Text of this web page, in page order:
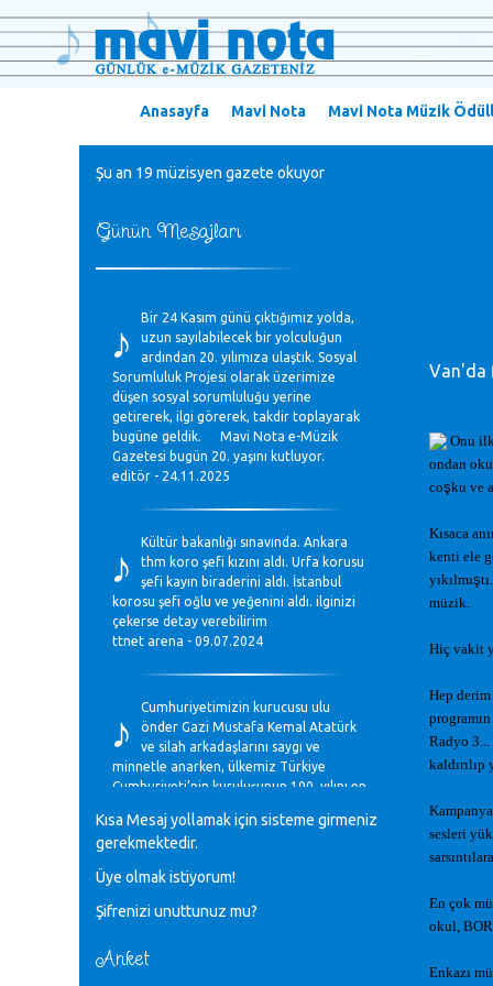
Anasayfa Mavi Nota Mavi Nota Müzik
Şu an 19 müzisyen gazete okuyor
Günün Mesajları
♪
Bir 24 Kasım günü çıktığımız yolda,
uzun sayılabilecek bir yolculuğun
ardından 20. yılımıza ulaştık. Sosyal
Sorumluluk Projesi olarak üzerimize
düşen sosyal sorumluluğu yerine
getirerek, ilgi görerek, takdir toplayarak
bugüne geldik. Mavi Nota e-Müzik
Gazetesi bugün 20. yaşını kutluyor.
editör - 24.11.2025
♪
Kültür bakanlığı sınavında. Ankara
thm koro şefi kızını aldı. Urfa korusu
şefi kayın biraderini aldı. İstanbul
korosu şefi oğlu ve yeğenini aldı. ilginizi
çekerse detay verebilirim
ttnet arena - 09.07.2024
♪
Cumhuriyetimizin kurucusu ulu
önder Gazi Mustafa Kemal Atatürk
ve silah arkadaşlarını saygı ve
minnetle anarken, ülkemiz Türkiye
Cumhuriyeti’nin kuruluşunun 100. yılını en
Mavi Nota - 28.10.2023
♪
Müzik Bölümlerinin Eğitim
Gülşah Sargın Kaptaş - 28.10.2023
Kısa Mesaj yollamak için sisteme girmeniz
gerekmektedir.
Üye olmak istiyorum!
Şifrenizi unuttunuz mu?
Anket
Van'da
Onu
ondan
coşku ve
Kısaca
kenti ele
yıkılmış
müzik.
Hiç vakit
Hep
Radyo
sesleri
En çok
okul,
Enkazı